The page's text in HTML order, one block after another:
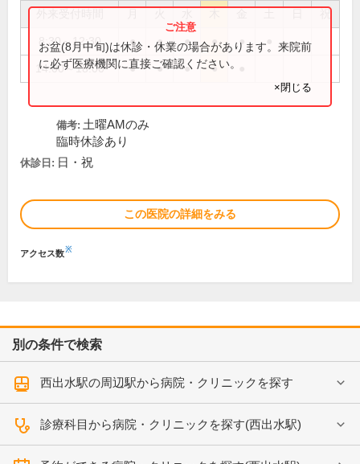
祝
8:30～12:30 ● ● ● ● ●
14:00～18:00 ● ● ● ●
お盆(8月中旬)は休診・休業の場合があります。来院前
に必ず医療機関に直接ご確認ください。
×閉じる
備考: 土曜AMのみ
臨時休診あり
休診日: 日・祝
この医院の詳細をみる
アクセス数※
別の条件で検索
西出水駅の周辺駅から病院・クリニックを探す
診療科目から病院・クリニックを探す(西出水駅)